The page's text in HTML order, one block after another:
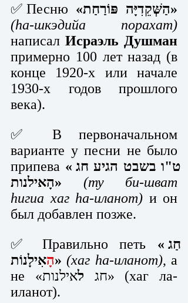
✅Песню
«הַשְּׁקֵדִיָּה פּוֹרַחַת»
(hа-шкэдийа порахат)
написал Исраэль Душман
примерно 100 лет назад (в
конце 1920-х или начале
1930-х годов прошлого
века).
✅ В первоначальном
варианте у песни не было
припева «ט"ו בשבט הגיע חג
הָאילנות»
(ту би-шват
hигиа хаг hа-иланот) и он
был добавлен позже.
✅ Правильно петь
«חַג
הָאִילָנוֹת» (хаг hа-иланот), а
не «חג לאילנות» (хаг ла-
иланот).